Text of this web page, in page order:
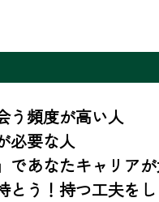
う頻度が高い人
必要な人
あなたキャリア
う！持つ工夫をし